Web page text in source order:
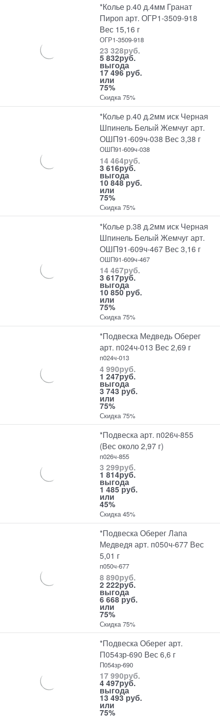
*Колье р.40 д.4мм Гранат
Пироп арт. ОГР1-3509-918
Вес 15,16 г
ОГР1-3509-918
23 328руб.
5 832руб.
выгода
17 496 руб.
или
75%
Скидка 75%
*Колье р.40 д.2мм иск Черная
Шпинель Белый Жемчуг арт.
ОШП91-609ч-038 Вес 3,38 г
ОШП91-609ч-038
14 464руб.
3 616руб.
выгода
10 848 руб.
или
75%
Скидка 75%
*Колье р.38 д.2мм иск Черная
Шпинель Белый Жемчуг арт.
ОШП91-609ч-467 Вес 3,16 г
ОШП91-609ч-467
14 467руб.
3 617руб.
выгода
10 850 руб.
или
75%
Скидка 75%
*Подвеска Медведь Оберег
арт. п024ч-013 Вес 2,69 г
п024ч-013
4 990руб.
1 247руб.
выгода
3 743 руб.
или
75%
Скидка 75%
*Подвеска арт. п026ч-855
(Вес около 2,97 г)
п026ч-855
3 299руб.
1 814руб.
выгода
1 485 руб.
или
45%
Скидка 45%
*Подвеска Оберег Лапа
Медведя арт. п050ч-677 Вес
5,01 г
п050ч-677
8 890руб.
2 222руб.
выгода
6 668 руб.
или
75%
Скидка 75%
*Подвеска Оберег арт.
П054зр-690 Вес 6,6 г
П054зр-690
17 990руб.
4 497руб.
выгода
13 493 руб.
или
75%